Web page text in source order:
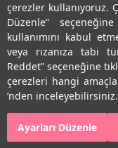
çerezler kullanıyoruz.
Düzenle”
kullanımını kabul
veya rızanıza tabi
Reddet” seçeneğine
çerezleri hangi amaçla
’nden inceleyebilirsiniz.
Ayarları Düzenle